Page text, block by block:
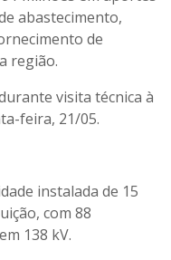
abastecimento,
de
região.
visita técnica à
feira, 21/05.
instalada de 15
com 88
138 kV.